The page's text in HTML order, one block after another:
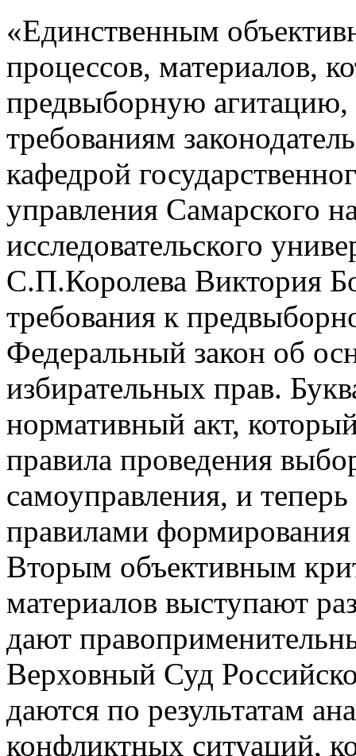
«Единственным
процессов, материалов,
предвыборную агитацию,
требованиям
кафедрой
управления Самарского
исследовательского
С.П.Королева Виктория
требования к
Федеральный закон об
избирательных прав.
нормативный акт,
правила проведения
самоуправления, и
правилами
Вторым объективным
материалов выступают
дают
Верховный Суд
даются по результатам
конфликтных ситуаций,